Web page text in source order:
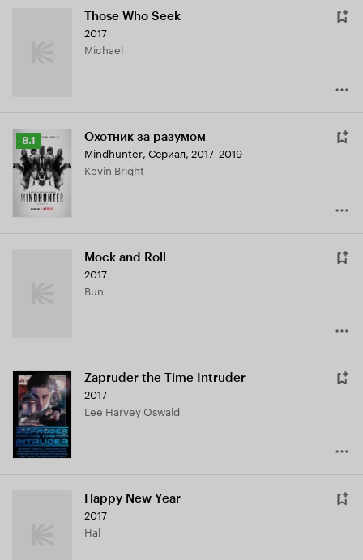
Those Who Seek
2017
Michael
Рейтинг
Кинопоиска
8.1
8.1 Охотник за разумом
Mindhunter, Сериал, 2017–2019
Kevin Bright
Mock and Roll
2017
Bun
Zapruder the Time Intruder
2017
Lee Harvey Oswald
Happy New Year
2017
Hal